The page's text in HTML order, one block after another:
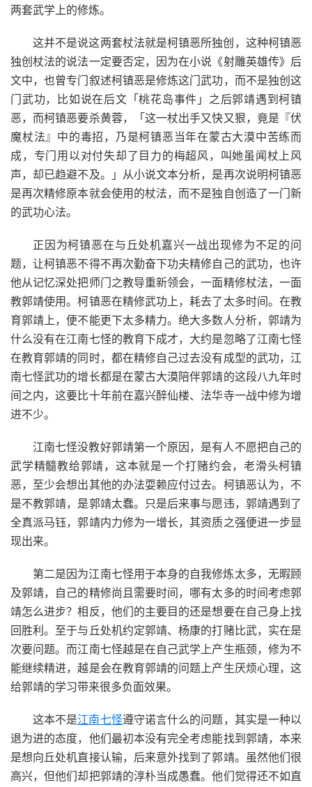
两套武学上的修炼。
这并不是说这两套杖法就是柯镇恶所独创，这种柯镇恶
独创杖法的说法一定要否定，因为在小说《射雕英雄传》后
文中，也曾专门叙述柯镇恶是修炼这门武功，而不是独创这
门武功，比如说在后文「桃花岛事件」之后郭靖遇到柯镇
恶，而柯镇恶要杀黄蓉，「这一杖出手又快又狠，竟是『伏
魔杖法』中的毒招，乃是柯镇恶当年在蒙古大漠中苦练而
成，专门用以对付失却了目力的梅超风，叫她虽闻杖上风
声，却已趋避不及。」从小说文本分析，是再次说明柯镇恶
是再次精修原本就会使用的杖法，而不是独自创造了一门新
的武功心法。
正因为柯镇恶在与丘处机嘉兴一战出现修为不足的问
题，让柯镇恶不得不再次勤奋下功夫精修自己的武功，也许
他从记忆深处把师门之教导重新领会，一面精修杖法，一面
教郭靖使用。柯镇恶在精修武功上，耗去了太多时间。在教
育郭靖上，便不能更下太多精力。绝大多数人分析，郭靖为
什么没有在江南七怪的教育下成才，大约是忽略了江南七怪
在教育郭靖的同时，都在精修自己过去没有成型的武功，江
南七怪武功的增长都是在蒙古大漠陪伴郭靖的这段八九年时
间之内，这要比十年前在嘉兴醉仙楼、法华寺一战中修为增
进不少。
江南七怪没教好郭靖第一个原因，是有人不愿把自己的
武学精髓教给郭靖，这本就是一个打赌约会，老滑头柯镇
恶，至少会想出其他的办法耍赖应付过去。柯镇恶认为，不
是不教郭靖，是郭靖太蠢。只是后来事与愿违，郭靖遇到了
全真派马钰，郭靖内力修为一增长，其资质之强便进一步显
现出来。
第二是因为江南七怪用于本身的自我修炼太多，无暇顾
及郭靖，自己的精修尚且需要时间，哪有太多的时间考虑郭
靖怎么进步？相反，他们的主要目的还是想要在自己身上找
回胜利。至于与丘处机约定郭靖、杨康的打赌比武，实在是
次要问题。而江南七怪越是在自己武学上产生瓶颈，修为不
能继续精进，越是会在教育郭靖的问题上产生厌烦心理，这
给郭靖的学习带来很多负面效果。
这本不是江南七怪遵守诺言什么的问题，其实是一种以
退为进的态度，他们最初本没有完全考虑能找到郭靖，本来
是想向丘处机直接认输，后来意外找到了郭靖。虽然他们很
高兴，但他们却把郭靖的淳朴当成愚蠢。他们觉得还不如直